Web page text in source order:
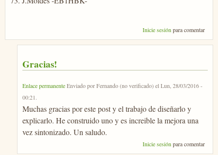
Inicie sesión para comentar
Gracias!
Enlace permanenteEnviado porFernando (no verificado)elLun, 28/03/2016 -
00:21.
Muchas gracias por este post y el trabajo de diseñarlo y
explicarlo. He construido uno y es increible la mejora una
vez sintonizado. Un saludo.
Inicie sesiónpara comentar